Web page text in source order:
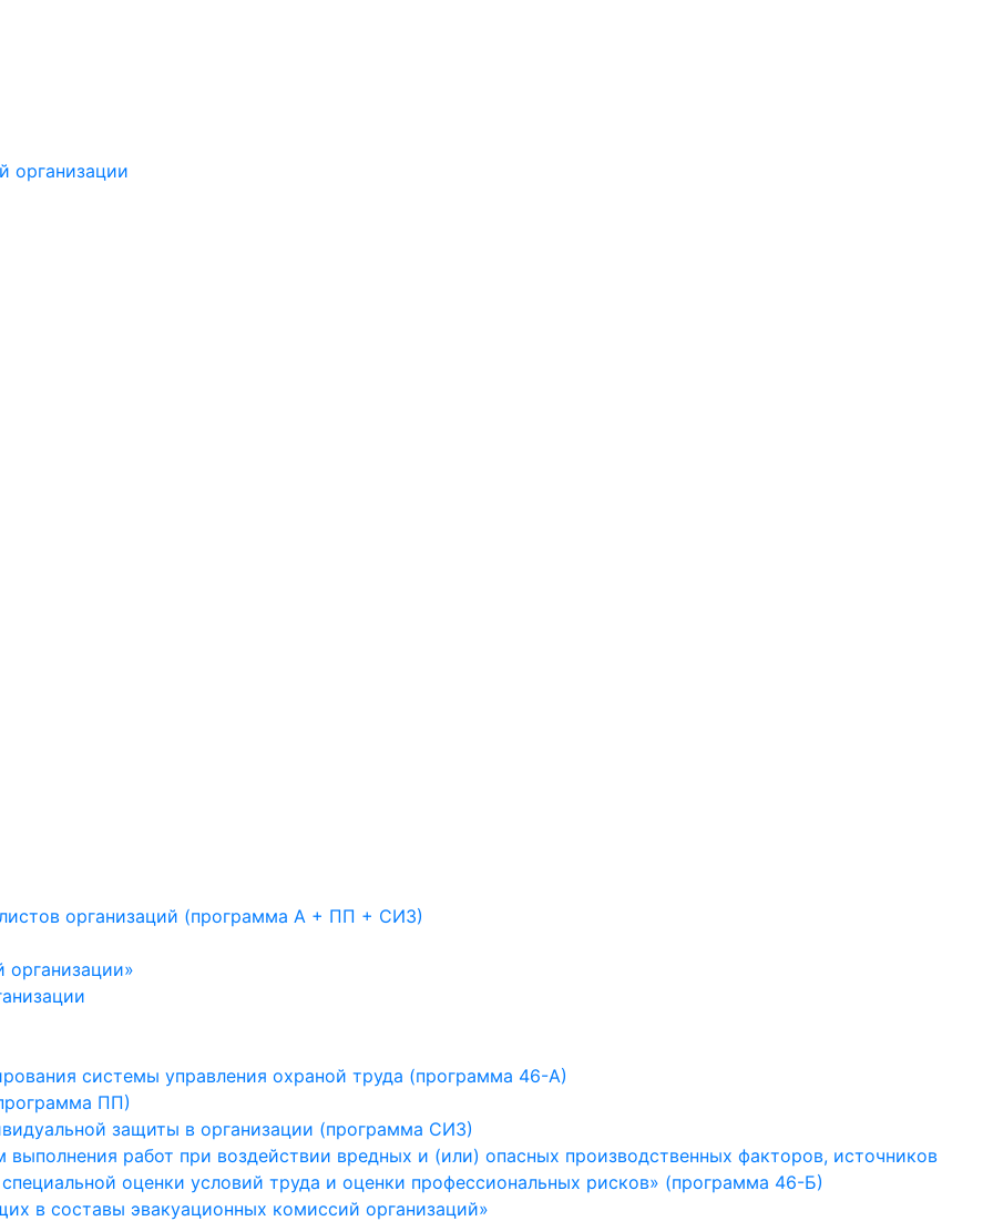
организации
организаций (программа А + ПП + СИЗ)
организации»
системы управления охраной труда (программа 46-А)
ПП)
защиты в организации (программа СИЗ)
работ при воздействии вредных и (или) опасных производственных факторов, источников
оценки условий труда и оценки профессиональных рисков» (программа 46-Б)
в составы эвакуационных комиссий организаций»